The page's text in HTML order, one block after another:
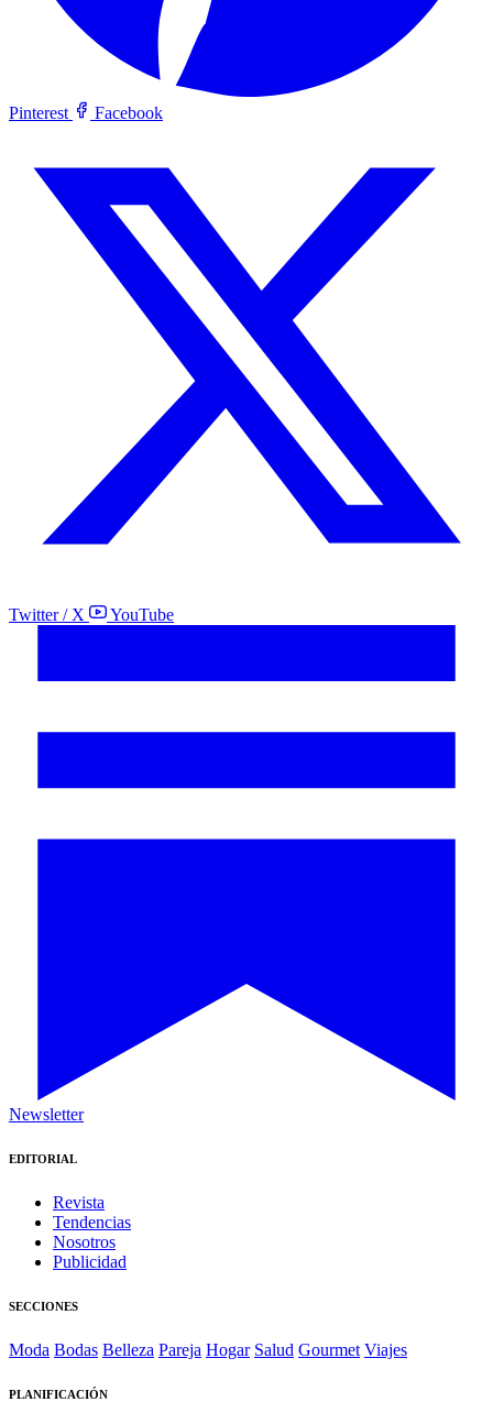
Pinterest Facebook
Twitter / X YouTube
Newsletter
EDITORIAL
Revista
Tendencias
Nosotros
Publicidad
SECCIONES
Moda Bodas Belleza Pareja Hogar Salud Gourmet Viajes
PLANIFICACIÓN